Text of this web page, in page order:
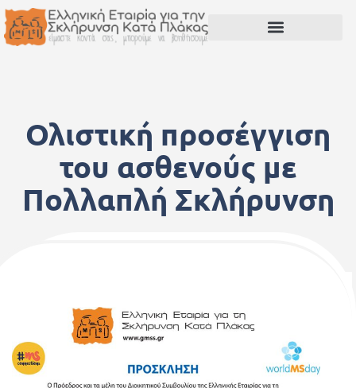
Ολιστική προσέγγιση
του ασθενούς με
Πολλαπλή Σκλήρυνση